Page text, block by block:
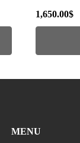
1,650.00$
MENU